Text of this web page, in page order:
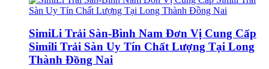
SimiLi Trải Sàn-Bình Nam Đơn Vị Cung Cấp
Simili Trải Sàn Uy Tín Chất Lượng Tại Long
Thành Đồng Nai